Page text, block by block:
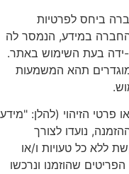
ביחס לפרטיות
במידע, הנמסר לה
בעת השימוש באתר.
תהא המשמעות
פרטי הזיהוי (להלן: "מידע
נועדו לצורך
ללא כל טעויות ו/או
שהוזמנו ונרכשו